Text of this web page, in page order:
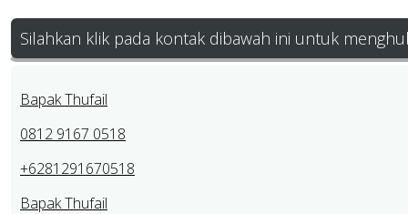
Silahkan klik pada kontak dibawah ini untuk
Bapak Thufail
0812 9167 0518
+6281291670518
Bapak Thufail